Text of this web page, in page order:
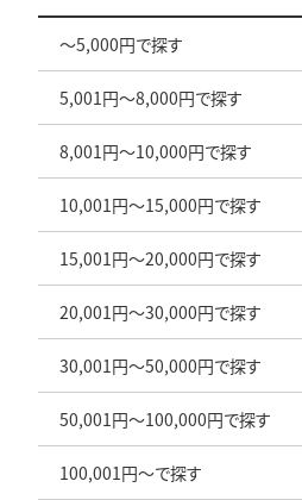
～5,000円で探す
5,001円～8,000円で探す
8,001円～10,000円で探す
10,001円～15,000円で探す
15,001円～20,000円で探す
20,001円～30,000円で探す
30,001円～50,000円で探す
50,001円～100,000円で探す
100,001円～で探す